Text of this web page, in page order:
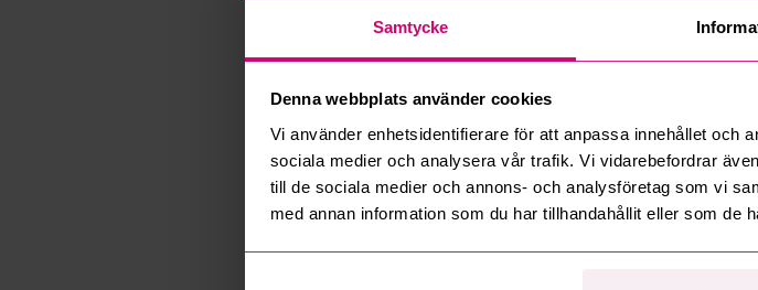
Samtycke
Denna webbplats använder cookies
Vi använder enhetsidentifierare för att anpassa innehållet och
sociala medier och analysera vår trafik. Vi vidarebefordrar
till de sociala medier och annons- och analysföretag som vi
med annan information som du har tillhandahållit eller som de